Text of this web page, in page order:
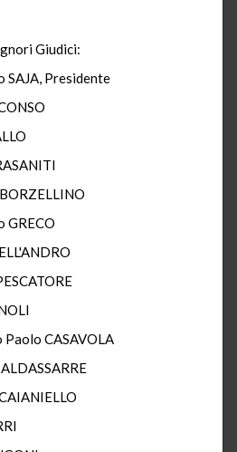
Giudici:
SAJA, Presidente
GRECO
Paolo CASAVOLA